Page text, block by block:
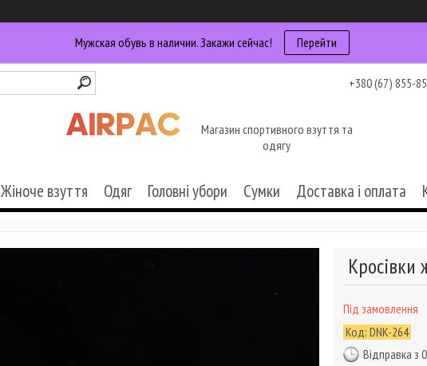
Мужская обувь в наличии. Закажи сейчас! Перейти
+380 (67) 855-
Магазин спортивного взуття та
одягу
Жіноче взуття Одяг Головні убори Сумки Доставка і оплата
Кросівки
Під замовлення
Код: DNK-264
Відправка з